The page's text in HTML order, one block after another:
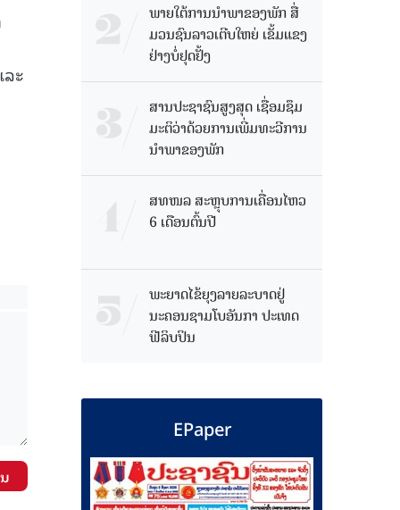
ະ
ພາຍໃຕ້ການນໍາພາຂອງພັກ ສື່
ມວນຊົນລາວເຕີບໃຫຍ່ ເຂັ້ມແຂງ
ຢ່າງບໍ່ຢຸດຢັ້ງ
ສານປະຊາຊົນສູງສຸດ ເຊື່ອມຊຶມ
ມະຕິວ່າດ້ວຍການເພີ່ມທະວີການ
ນຳພາຂອງພັກ
ສທໜລ ສະຫຼຸບການເຄື່ອນໄຫວ
6 ເດືອນຕົ້ນປີ
ພະຍາດໄຂ້ຍຸງລາຍລະບາດຢູ່
ນະຄອນຊາມໂບ​ອັນກາ ປະເທດ
ຟີລິບປິນ
EPaper